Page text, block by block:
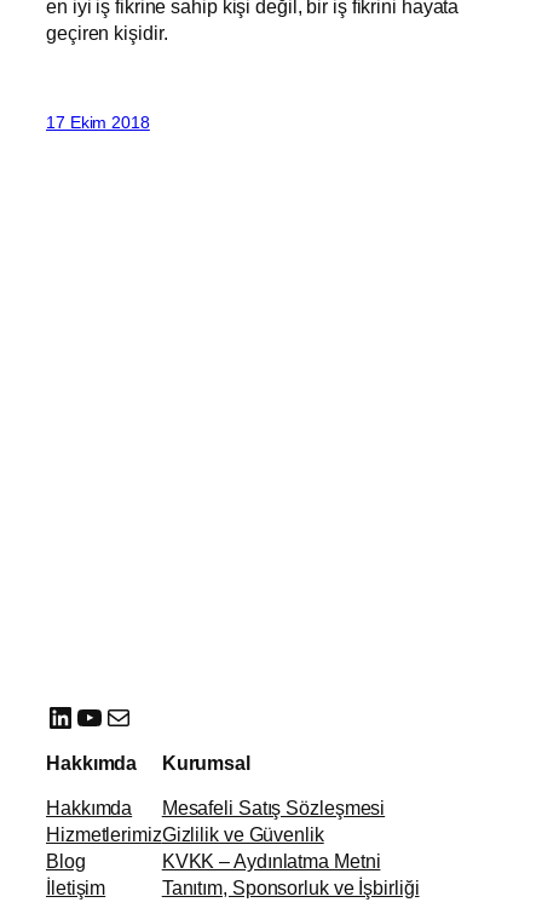
en iyi iş fikrine sahip kişi değil, bir iş fikrini hayata
geçiren kişidir.
17 Ekim 2018
LinkedIn
YouTube
E-posta
Hakkımda
Hakkımda
Hizmetlerimiz
Blog
İletişim
Kurumsal
Mesafeli Satış Sözleşmesi
Gizlilik ve Güvenlik
KVKK – Aydınlatma Metni
Tanıtım, Sponsorluk ve İşbirliği